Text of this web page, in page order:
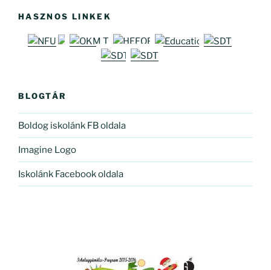
HASZNOS LINKEK
BLOGTÁR
Boldog iskolánk FB oldala
Imagine Logo
Iskolánk Facebook oldala